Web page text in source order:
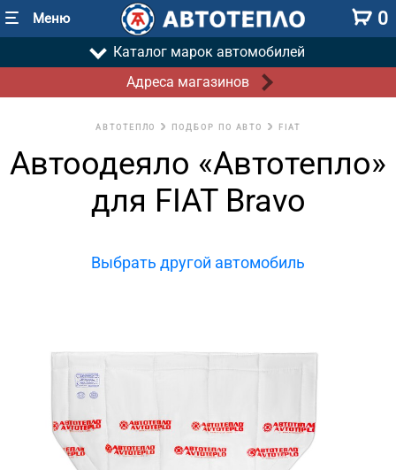
Меню 0
Каталог марок автомобилей
Адреса магазинов
АВТОТЕПЛО ПОДБОР ПО АВТО FIAT
Автоодеяло «Автотепло»
для FIAT Bravo
Выбрать другой автомобиль